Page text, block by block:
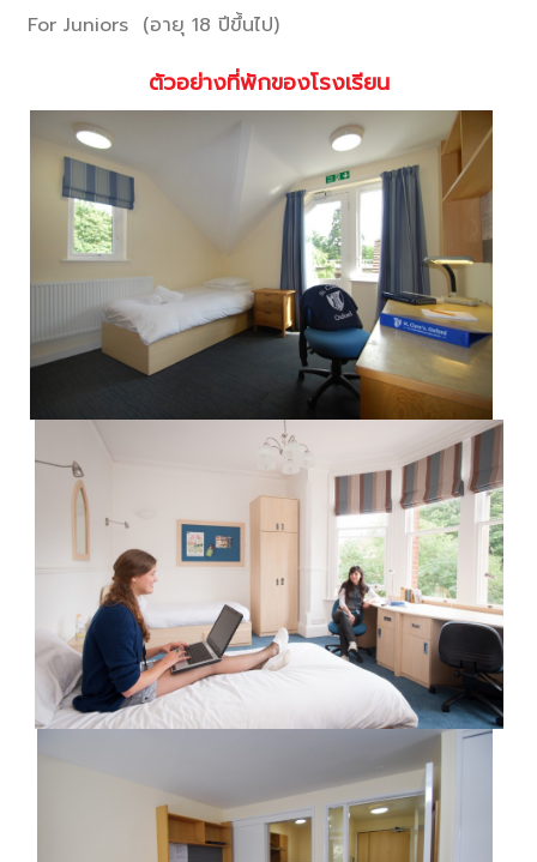
For Juniors (อายุ 18 ปีขึ้นไป)
ตัวอย่างที่พักของโรงเรียน